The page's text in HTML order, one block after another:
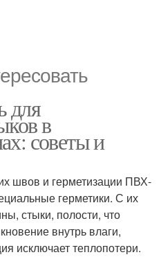
для
в
советы и
швов и герметизации ПВХ-
герметики. С их
стыки, полости, что
внутрь влаги,
исключает теплопотери.